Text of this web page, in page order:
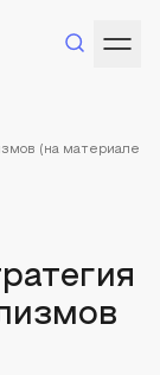
(на материале